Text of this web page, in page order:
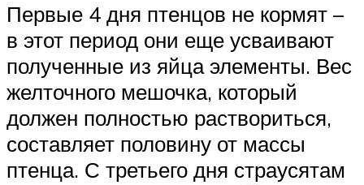
Первые 4 дня птенцов не кормят –
в этот период они еще усваивают
полученные из яйца элементы. Вес
желточного мешочка, который
должен полностью раствориться,
составляет половину от массы
птенца. С третьего дня страусятам